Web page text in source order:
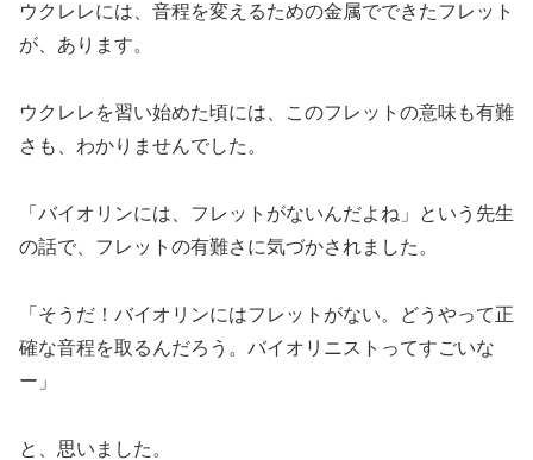
ウクレレには、音程を変えるための金属でできたフレット
が、あります。
ウクレレを習い始めた頃には、このフレットの意味も有難
さも、わかりませんでした。
「バイオリンには、フレットがないんだよね」という先生
の話で、フレットの有難さに気づかされました。
「そうだ！バイオリンにはフレットがない。どうやって正
確な音程を取るんだろう。バイオリニストってすごいな
ー」
と、思いました。